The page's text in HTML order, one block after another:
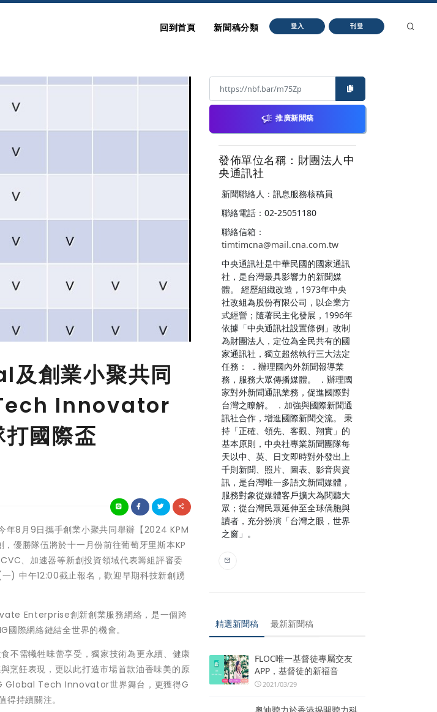
回到首頁 新聞稿分類 登入 刊登
及創業小聚共同
Innovator
國際盃
8月9日攜手創業小聚共同舉辦【2024 KPM
勝隊伍將於十一月份前往葡萄牙里斯本KP
、加速器等新創投資領域代表籌組評審委
) 中午12:00截止報名，歡迎早期科技新創踴
Enterprise創新創業服務網絡，是一個跨
際網絡鏈結全世界的機會。
不需犧牲味蕾享受，獨家技術為更永續、健康
烹飪表現，更以此打造市場首款油香味美的原
Global Tech Innovator世界舞台，更獲得G
持續關注。
推廣新聞稿
發佈單位名稱：財團法人中
央通訊社
新聞聯絡人：訊息服務核稿員
聯絡電話：02-25051180
聯絡信箱：
timtimcna@mail.cna.com.tw
中央通訊社是中華民國的國家通訊
社，是台灣最具影響力的新聞媒
體。 經歷組織改造，1973年中央
社改組為股份有限公司，以企業方
式經營；隨著民主化發展，1996年
依據「中央通訊社設置條例」改制
為財團法人，定位為全民共有的國
家通訊社，獨立超然執行三大法定
任務： ．辦理國內外新聞報導業
務，服務大眾傳播媒體。 ．辦理國
家對外新聞通訊業務，促進國際對
台灣之瞭解。 ．加強與國際新聞通
訊社合作，增進國際新聞交流。 秉
持「正確、領先、客觀、翔實」的
基本原則，中央社專業新聞團隊每
天以中、英、日文即時對外發出上
千則新聞、照片、圖表、影音與資
訊，是台灣唯一多語文新聞媒體，
服務對象從媒體客戶擴大為閱聽大
眾；從台灣民眾延伸至全球僑胞與
讀者，充分扮演「台灣之眼，世界
之窗」。
精選新聞稿 最新新聞稿
FLOC唯一基督徒專屬交友
APP，基督徒的新福音
2021/03/29